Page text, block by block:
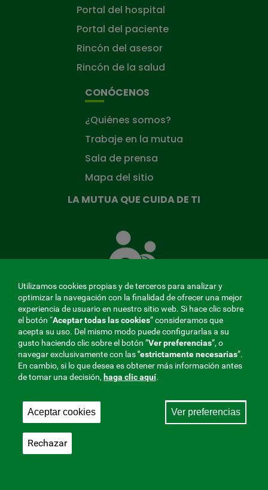
Portal del hospital
Portal del paciente
Rincón del asesor
Rincón de la salud
CONÓCENOS
¿Quiénes somos?
Trabaje en la mutua
Sala de prensa
Mapa del sitio
LA MUTUA QUE CUIDA DE TI
Mutua
que
ti
MENÚ
REDES
SOCIALES
V20
Aviso legal|Privacidad
Mutua Colaboradora con la Seguridad Social, 275.
Utilizamos cookies propias y de terceros para analizar y
optimizar la navegación con la finalidad de ofrecer una mejor
experiencia de usuario en nuestro sitio web. Si hace clic sobre
el botón “Aceptar todas las cookies” consideramos que
acepta su uso. Del mismo modo puede configurarlas a su
gusto haciendo clic sobre el botón ”Ver preferencias”, o
navegar exclusivamente con las"estrictamentenecesarias”.
En cambio, si lo que desea es obtener más información antes
de tomar una decisión, haga clic aquí.
Aceptar cookies Ver preferencias
Rechazar